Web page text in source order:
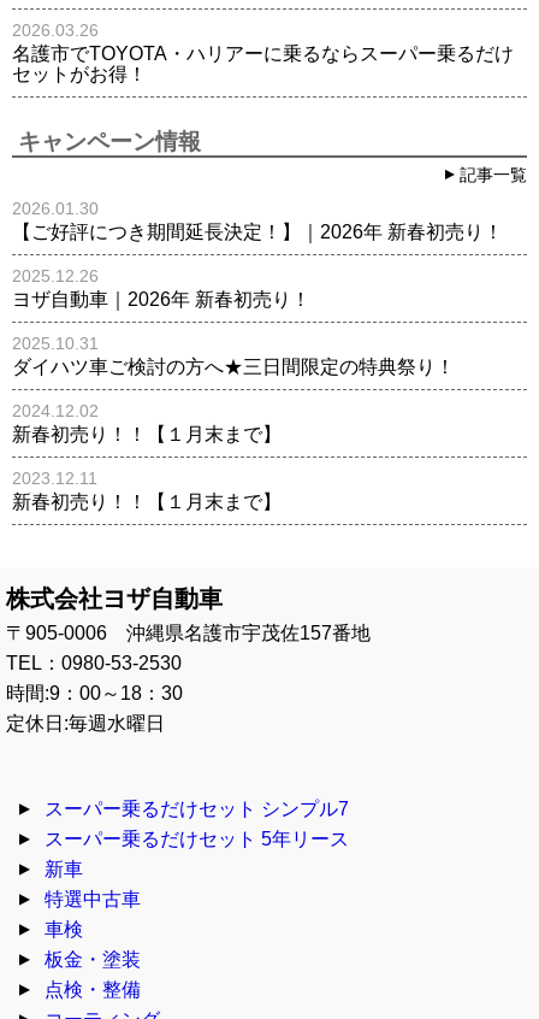
2026.03.26
名護市でTOYOTA・ハリアーに乗るならスーパー乗るだけ
セットがお得！
キャンペーン情報
記事一覧
2026.01.30
【ご好評につき期間延長決定！】｜2026年 新春初売り！
2025.12.26
ヨザ自動車｜2026年 新春初売り！
2025.10.31
ダイハツ車ご検討の方へ★三日間限定の特典祭り！
2024.12.02
新春初売り！！【１月末まで】
2023.12.11
新春初売り！！【１月末まで】
株式会社ヨザ自動車
〒905-0006 沖縄県名護市宇茂佐157番地
TEL：0980-53-2530
時間:9：00～18：30
定休日:毎週水曜日
スーパー乗るだけセット シンプル7
スーパー乗るだけセット 5年リース
新車
特選中古車
車検
板金・塗装
点検・整備